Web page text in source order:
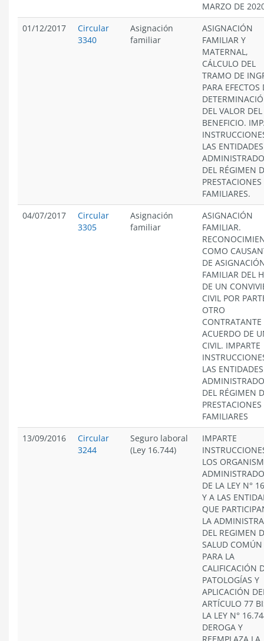
MARZO DE
01/12/2017
Circular
3340
Asignación
familiar
ASIGNACIÓN
FAMILIAR Y
MATERNAL,
CÁLCULO DEL
TRAMO DE
PARA EFECTOS
DEL VALOR DEL
BENEFICIO.
LAS ENTIDADES
DEL RÉGIMEN
PRESTACIONES
FAMILIARES.
04/07/2017
Circular
3305
Asignación
familiar
ASIGNACIÓN
FAMILIAR.
COMO
DE
FAMILIAR DEL
DE UN
CIVIL POR
OTRO
CONTRATANTE
ACUERDO DE
CIVIL. IMPARTE
LAS ENTIDADES
DEL RÉGIMEN
PRESTACIONES
FAMILIARES
13/09/2016
Circular
3244
Seguro laboral
(Ley 16.744)
IMPARTE
LOS
DE LA LEY N°
Y A LAS
QUE
LA
DEL REGIMEN
SALUD COMÚN
PARA LA
CALIFICACIÓN
PATOLOGÍAS Y
APLICACIÓN
ARTÍCULO 77
LA LEY N°
DEROGA Y